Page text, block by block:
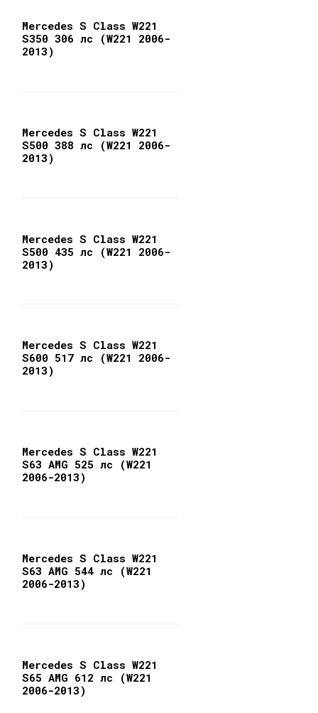
Mercedes S Class W221
S350 306 лс (W221 2006-
2013)
Mercedes S Class W221
S500 388 лс (W221 2006-
2013)
Mercedes S Class W221
S500 435 лс (W221 2006-
2013)
Mercedes S Class W221
S600 517 лс (W221 2006-
2013)
Mercedes S Class W221
S63 AMG 525 лс (W221
2006-2013)
Mercedes S Class W221
S63 AMG 544 лс (W221
2006-2013)
Mercedes S Class W221
S65 AMG 612 лс (W221
2006-2013)